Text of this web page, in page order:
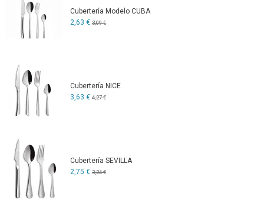
Cubertería Modelo CUBA
2,63 € 3,09 €
Cubertería NICE
3,63 € 4,27 €
Cubertería SEVILLA
2,75 € 3,24 €